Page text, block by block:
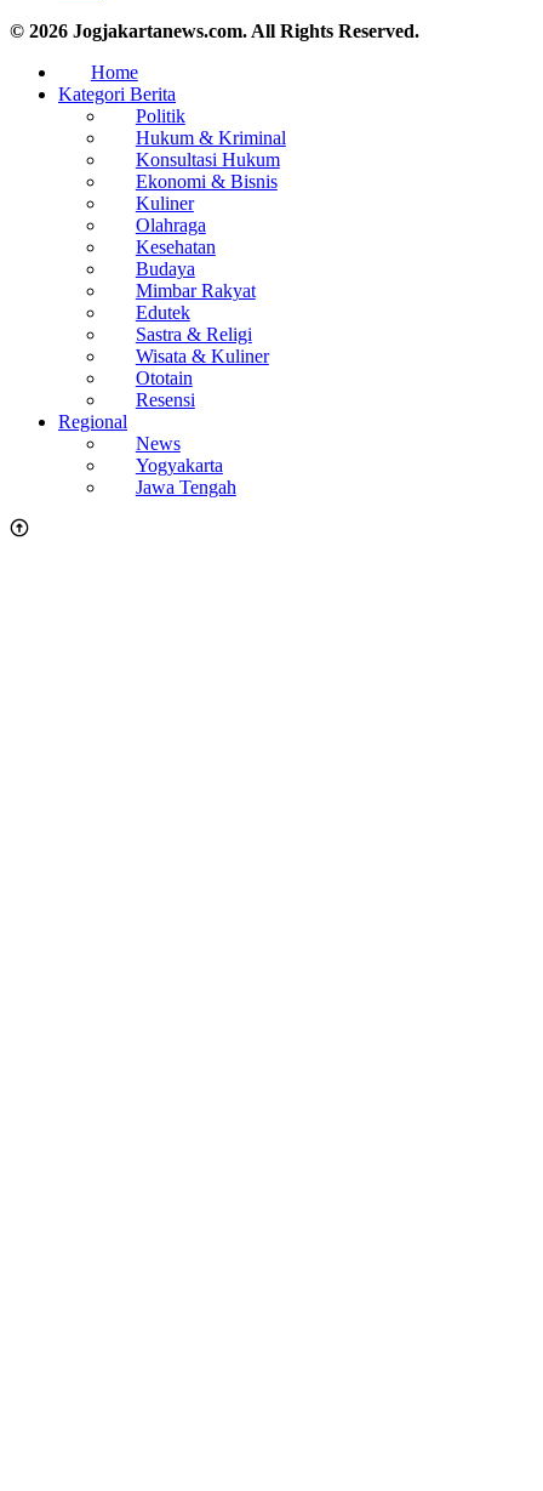
© 2026 Jogjakartanews.com. All Rights Reserved.
Home
Kategori Berita
Politik
Hukum & Kriminal
Konsultasi Hukum
Ekonomi & Bisnis
Kuliner
Olahraga
Kesehatan
Budaya
Mimbar Rakyat
Edutek
Sastra & Religi
Wisata & Kuliner
Ototain
Resensi
Regional
News
Yogyakarta
Jawa Tengah